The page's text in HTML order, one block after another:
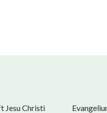
Jesu Christi